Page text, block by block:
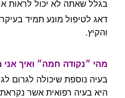
בגלל שאתה לא יכול לראות
דאג לטיפול מונע תמיד
והקיץ.
מהי ״נקודה חמה״ ואיך
בעיה נוספת שיכולה לגרום
היא בעיה רפואית אשר